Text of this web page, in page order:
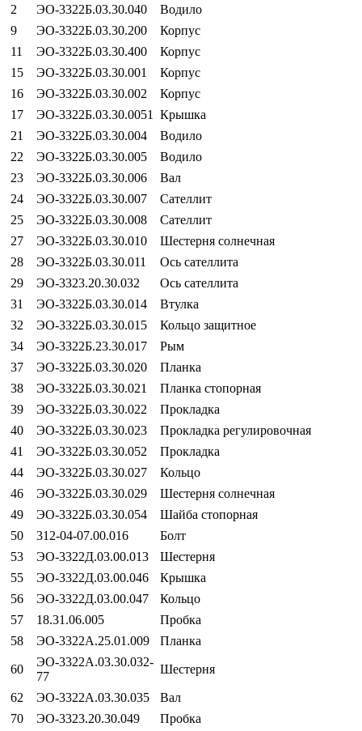
2 ЭО-3322Б.03.30.040
Водило
9
ЭО-3322Б.03.30.200
Корпус
11
ЭО-3322Б.03.30.400
Корпус
15
ЭО-3322Б.03.30.001
Корпус
16
ЭО-3322Б.03.30.002
Корпус
17
ЭО-3322Б.03.30.0051
Крышка
21
ЭО-3322Б.03.30.004
Водило
22
ЭО-3322Б.03.30.005
Водило
23
ЭО-3322Б.03.30.006
Вал
24
ЭО-3322Б.03.30.007
Сателлит
25
ЭО-3322Б.03.30.008
Сателлит
27
ЭО-3322Б.03.30.010
Шестерня солнечная
28
ЭО-3322Б.03.30.011
Ось сателлита
29
ЭО-3323.20.30.032
Ось сателлита
31
ЭО-3322Б.03.30.014
Втулка
32
ЭО-3322Б.03.30.015
Кольцо защитное
34
ЭО-3322Б.23.30.017
Рым
37
ЭО-3322Б.03.30.020
Планка
38
ЭО-3322Б.03.30.021
Планка стопорная
39
ЭО-3322Б.03.30.022
Прокладка
40
ЭО-3322Б.03.30.023
Прокладка регулировочная
41
ЭО-3322Б.03.30.052
Прокладка
44
ЭО-3322Б.03.30.027
Кольцо
46
ЭО-3322Б.03.30.029
Шестерня солнечная
49
ЭО-3322Б.03.30.054
Шайба стопорная
50
312-04-07.00.016
Болт
53
ЭО-3322Д.03.00.013
Шестерня
55
ЭО-3322Д.03.00.046
Крышка
56
ЭО-3322Д.03.00.047
Кольцо
57
18.31.06.005
Пробка
58
ЭО-3322А.25.01.009 Планка
60
ЭО-3322А.03.30.032-
77
Шестерня
62 ЭО-3322А.03.30.035
Вал
70
ЭО-3323.20.30.049
Пробка